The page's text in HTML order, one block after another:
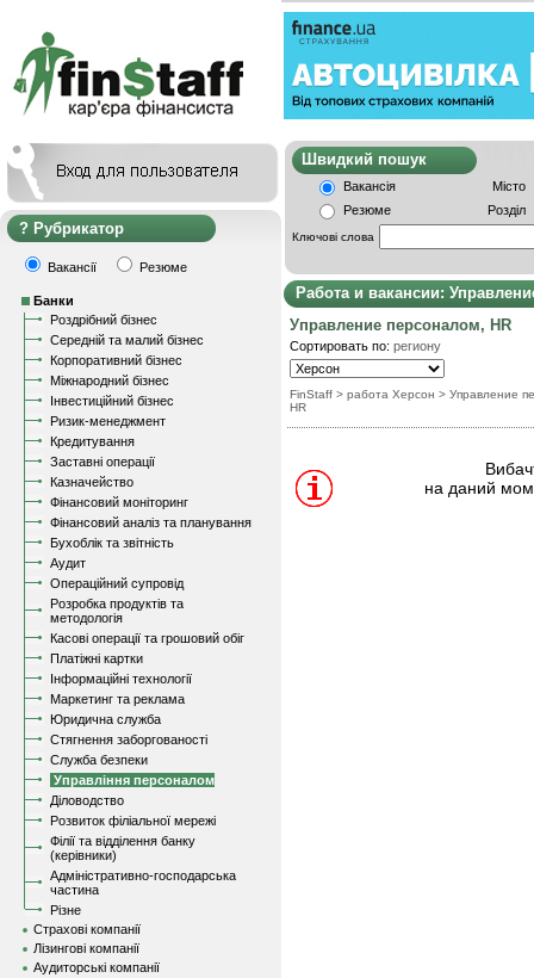
Рубрикатор
Вакансії Резюме
Банки
Роздрібний бізнес
Середній та малий бізнес
Корпоративний бізнес
Міжнародний бізнес
Інвестиційний бізнес
Ризик-менеджмент
Кредитування
Заставні операції
Казначейство
Фінансовий моніторинг
Фінансовий аналіз та планування
Бухоблік та звітність
Аудит
Операційний супровід
Розробка продуктів та
методологія
Касові операції та грошовий обіг
Платіжні картки
Інформаційні технології
Маркетинг та реклама
Юридична служба
Стягнення заборгованості
Служба безпеки
Управління персоналом
Діловодство
Розвиток філіальної мережі
Філії та відділення банку
(керівники)
Адміністративно-господарська
частина
Різне
Страхові компанії
Лізингові компанії
Аудиторські компанії
Швидкий
Вакансія
Місто
Резюме
Розділ
Ключові слова
Работа и вакансии:
Управление персоналом, HR
Сортировать по: региону
FinStaff > работа Херсон > Управление
HR
на даний